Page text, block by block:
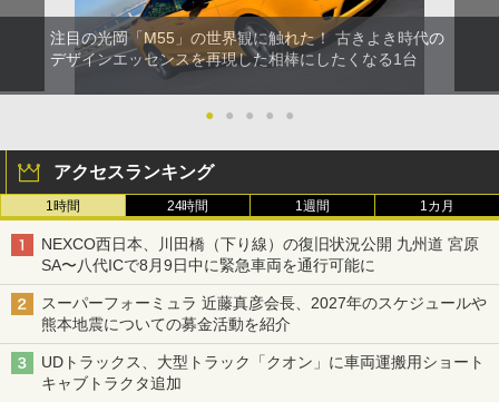
注目の光岡「M55」の世界観に触れた！ 古きよき時代の
デザインエッセンスを再現した相棒にしたくなる1台
● ● ● ● ●
アクセスランキング
1時間 24時間 1週間 1カ月
NEXCO西日本、川田橋（下り線）の復旧状況公開 九州道 宮原
SA〜八代ICで8月9日中に緊急車両を通行可能に
スーパーフォーミュラ 近藤真彦会長、2027年のスケジュールや
熊本地震についての募金活動を紹介
UDトラックス、大型トラック「クオン」に車両運搬用ショート
キャブトラクタ追加